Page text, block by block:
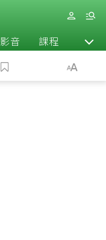
影音 課程 退休